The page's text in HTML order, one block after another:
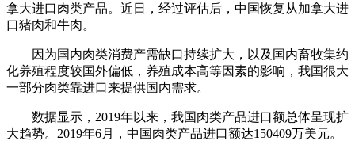
拿大进口肉类产品。近日，经过评估后，中国恢复从加拿大进
口猪肉和牛肉。
因为国内肉类消费产需缺口持续扩大，以及国内畜牧集约
化养殖程度较国外偏低，养殖成本高等因素的影响，我国很大
一部分肉类靠进口来提供国内需求。
数据显示，2019年以来，我国肉类产品进口额总体呈现扩
大趋势。2019年6月，中国肉类产品进口额达150409万美元。